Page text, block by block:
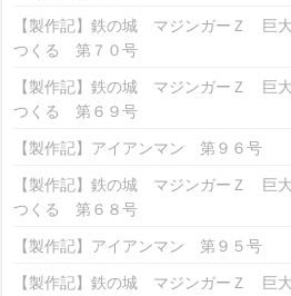
【製作記】鉄の城 マジンガーＺ 巨
つくる 第７０号
【製作記】鉄の城 マジンガーＺ 巨
つくる 第６９号
【製作記】アイアンマン 第９６号
【製作記】鉄の城 マジンガーＺ 巨
つくる 第６８号
【製作記】アイアンマン 第９５号
【製作記】鉄の城 マジンガーＺ 巨